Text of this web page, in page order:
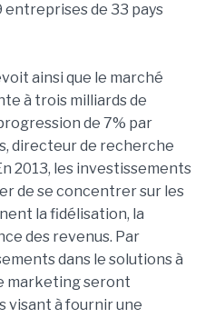
entreprises de 33 pays
ainsi que le marché
à trois milliards de
de 7% par
directeur de recherche
2013, les investissements
de se concentrer sur les
la fidélisation, la
des revenus. Par
dans le solutions à
marketing seront
visant à fournir une